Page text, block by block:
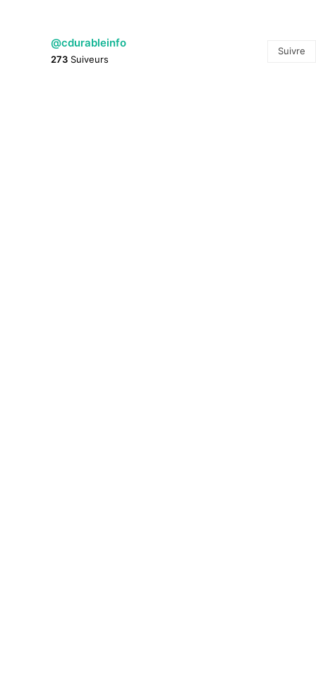
@cdurableinfo
273 Suiveurs
Suivre